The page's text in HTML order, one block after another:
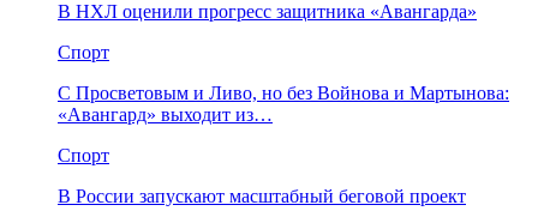
В НХЛ оценили прогресс защитника «Авангарда»
Спорт
С Просветовым и Ливо, но без Войнова и Мартынова:
«Авангард» выходит из…
Спорт
В России запускают масштабный беговой проект